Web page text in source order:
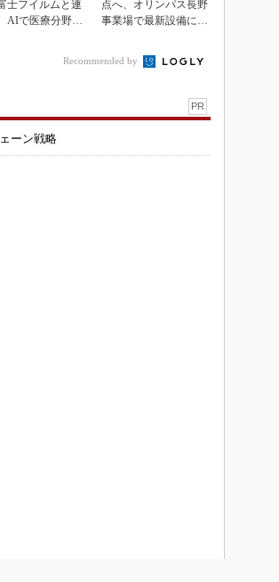
士フイルムと連
AIで医療分野支
点へ、オリンパス長野
事業場で最新設備に機
Recommended by
PR
ーン戦略